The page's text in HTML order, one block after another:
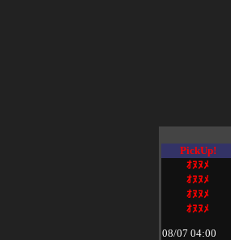
PickUp!
ｵﾇﾇﾒ
ｵﾇﾇﾒ
ｵﾇﾇﾒ
ｵﾇﾇﾒ
08/07 04:00